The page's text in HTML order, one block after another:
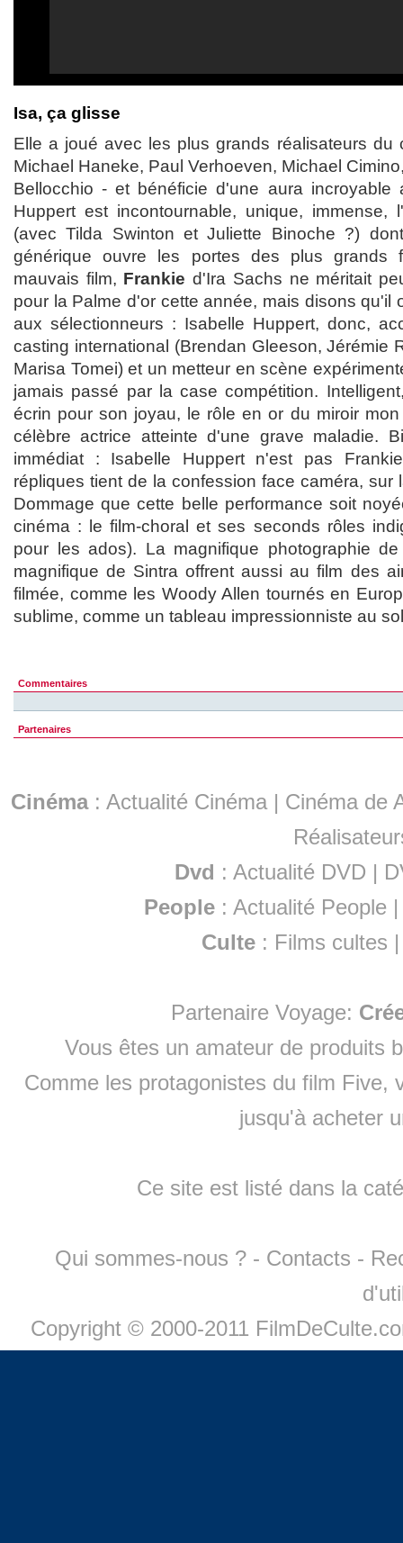
Isa, ça glisse
Elle a joué avec les plus grands réalisateurs du
Michael Haneke, Paul Verhoeven, Michael
Bellocchio - et bénéficie d'une aura incroyable
Huppert est incontournable, unique, immense,
(avec Tilda Swinton et Juliette Binoche ?)
générique ouvre les portes des plus grands
mauvais film, Frankie d'Ira Sachs ne méritait
pour la Palme d'or cette année, mais disons qu'il
aux sélectionneurs : Isabelle Huppert, donc,
casting international (Brendan Gleeson, Jérémie
Marisa Tomei) et un metteur en scène
jamais passé par la case compétition.
écrin pour son joyau, le rôle en or du miroir
célèbre actrice atteinte d'une grave maladie.
immédiat : Isabelle Huppert n'est pas
répliques tient de la confession face caméra, sur
Dommage que cette belle performance soit
cinéma : le film-choral et ses seconds rôles
pour les ados). La magnifique photographie
magnifique de Sintra offrent aussi au film des
filmée, comme les Woody Allen tournés en
sublime, comme un tableau impressionniste au
Commentaires
Partenaires
Cinéma: Actualité Cinéma | Cinéma de
Dvd : Actualité DVD |
People :Actualité People
Culte : Films cultes
Partenaire Voyage:
Vous êtes un amateur de produits
Comme les protagonistes du film Five,
jusqu'à acheter
Ce site est listé dans la
Qui sommes-nous ? - Contacts -
Copyright © 2000-2011